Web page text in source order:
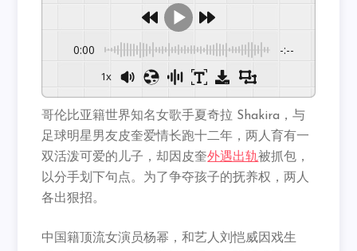
0:00 -:--
1x
哥伦比亚籍世界知名女歌手夏奇拉 Shakira，与
足球明星男友皮奎爱情长跑十二年，两人育有一
双活泼可爱的儿子，却因皮奎外遇出轨被抓包，
以分手划下句点。为了争夺孩子的抚养权，两人
各出狠招。
中国籍顶流女演员杨幂，和艺人刘恺威因戏生